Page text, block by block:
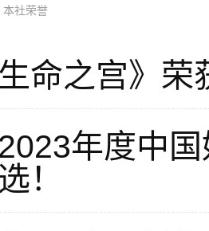
本社荣誉
生命之宫》
年度中
！